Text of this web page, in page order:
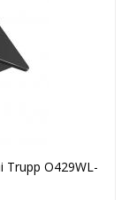
Trupp O429WL-